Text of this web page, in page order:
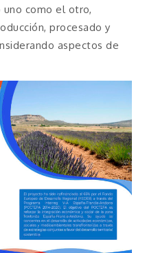
uno como el otro,
procesado y
aspectos de